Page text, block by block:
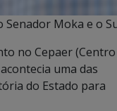
Moka e o
no Cepaer (Centro
uma das
do Estado para